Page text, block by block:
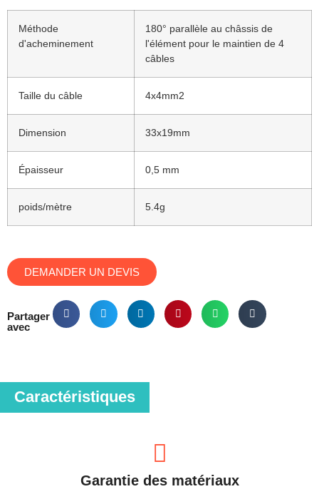
Méthode
d'acheminement
180° parallèle au châssis de
l'élément pour le maintien de 4
câbles
Taille du câble 4x4mm2
Dimension 33x19mm
Épaisseur 0,5 mm
poids/mètre 5.4g
DEMANDER UN DEVIS
Partager
avec
Caractéristiques
Garantie des matériaux